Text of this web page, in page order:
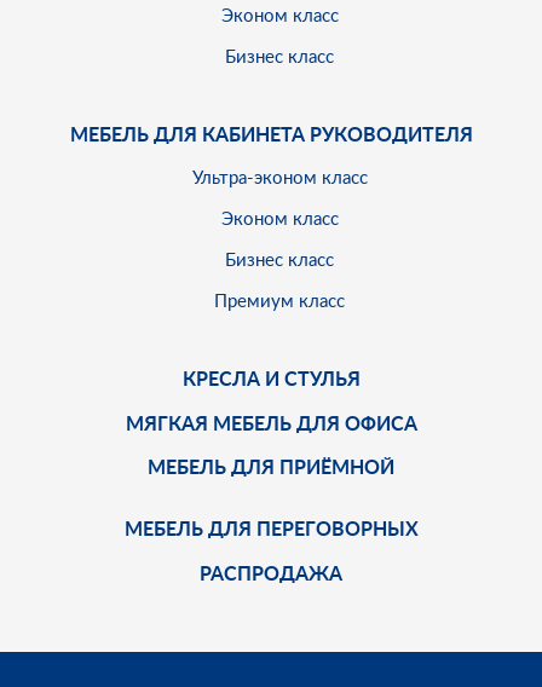
Эконом класс
Бизнес класс
МЕБЕЛЬ ДЛЯ КАБИНЕТА РУКОВОДИТЕЛЯ
Ультра-эконом класс
Эконом класс
Бизнес класс
Премиум класс
КРЕСЛА И СТУЛЬЯ
МЯГКАЯ МЕБЕЛЬ ДЛЯ ОФИСА
МЕБЕЛЬ ДЛЯ ПРИЁМНОЙ
МЕБЕЛЬ ДЛЯ ПЕРЕГОВОРНЫХ
РАСПРОДАЖА